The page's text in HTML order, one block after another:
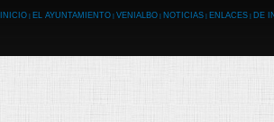
INICIO EL AYUNTAMIENTO VENIALBO NOTICIAS ENLACES DE